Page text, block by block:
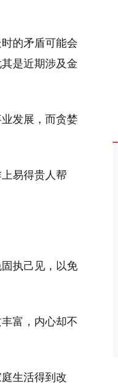
的矛盾可能会
是近期涉及金
发展，而贪婪
易得贵人帮
执己见，以免
富，内心却不
生活得到改